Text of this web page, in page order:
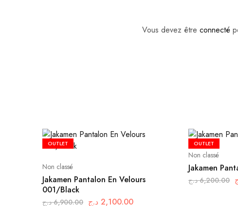
Vous devez être connecté
OUTLET
Non classé
Jakamen Pantalon En Velours
001/Black
6,900.00 د.ج 2,100.00 د.ج
OUTLET
Non classé
Jakamen
6,200.00 د.ج